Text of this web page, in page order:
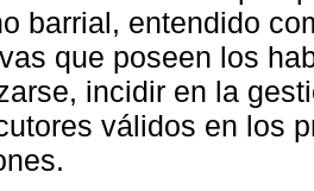
barrial, entendido
que poseen los
incidir en la
válidos en los